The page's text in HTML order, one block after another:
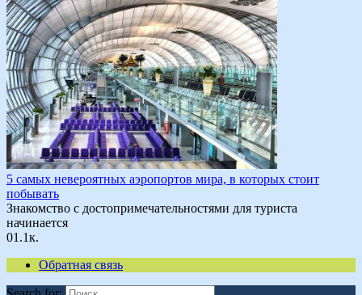
5 самых невероятных аэропортов мира, в которых стоит
побывать
Знакомство с достопримечательностями для туриста
начинается
01.1к.
Обратная связь